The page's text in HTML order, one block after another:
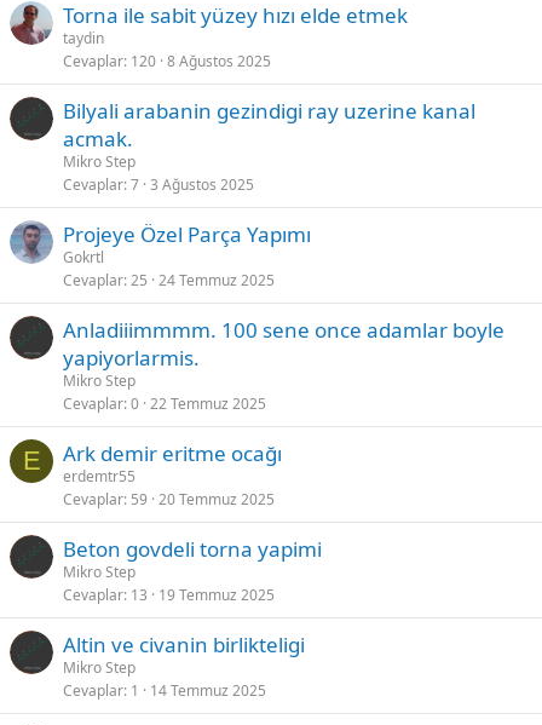
Torna ile sabit yüzey hızı elde etmek
taydin
Cevaplar 120 8 Ağustos 2025
Bilyali arabanin gezindigi ray uzerine kanal
acmak.
Mikro Step
Cevaplar 7 3 Ağustos 2025
Projeye Özel Parça Yapımı
Gokrtl
Cevaplar 25 24 Temmuz 2025
Anladiiimmmm. 100 sene once adamlar boyle
yapiyorlarmis.
Mikro Step
Cevaplar 0 22 Temmuz 2025
E Ark demir eritme ocağı
erdemtr55
Cevaplar 59 20 Temmuz 2025
Beton govdeli torna yapimi
Mikro Step
Cevaplar 13 19 Temmuz 2025
Altin ve civanin birlikteligi
Mikro Step
Cevaplar 1 14 Temmuz 2025